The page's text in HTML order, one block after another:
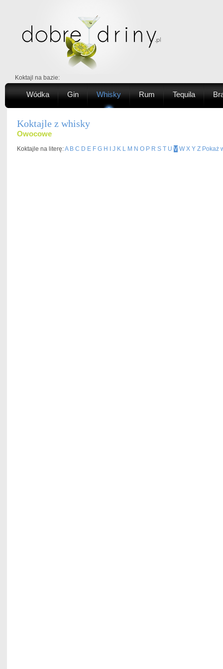
Koktajl na bazie:
Wódka Gin Whisky Rum Tequila
Koktajle z whisky
Owocowe
Koktajle na literę:A B C D E F G H J K L M N O P R S T U V W X Y Z Pokaż